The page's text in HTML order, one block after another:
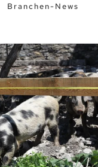
Branchen-News